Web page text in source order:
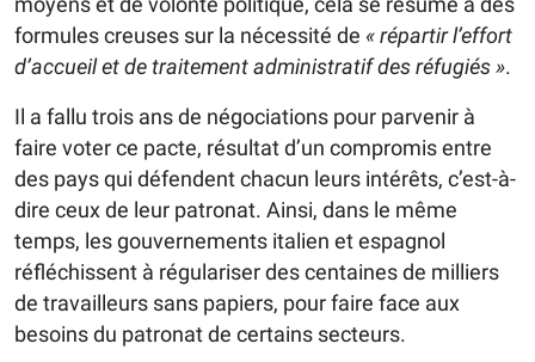
formules creuses sur la nécessité de « répartir l’effort
d’accueil et de traitement administratif des réfugiés ».
Il a fallu trois ans de négociations pour parvenir à
faire voter ce pacte, résultat d’un compromis entre
des pays qui défendent chacun leurs intérêts, c’est-à-
dire ceux de leur patronat. Ainsi, dans le même
temps, les gouvernements italien et espagnol
réfléchissent à régulariser des centaines de milliers
de travailleurs sans papiers, pour faire face aux
besoins du patronat de certains secteurs.